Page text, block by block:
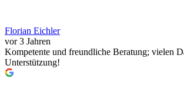
Florian Eichler
vor 3 Jahren
Kompetente und freundliche Beratung; vielen
Unterstützung!